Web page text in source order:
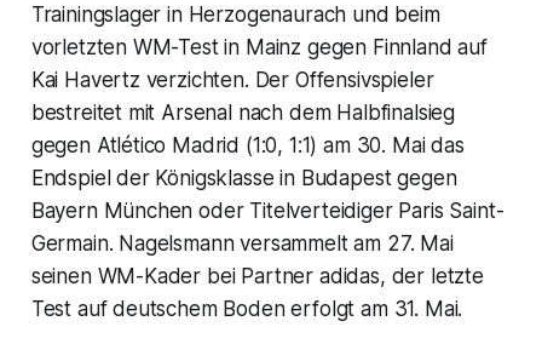
Trainingslager in Herzogenaurach und beim
vorletzten WM-Test in Mainz gegen Finnland auf
Kai Havertz verzichten. Der Offensivspieler
bestreitet mit Arsenal nach dem Halbfinalsieg
gegen Atlético Madrid (1:0, 1:1) am 30. Mai das
Endspiel der Königsklasse in Budapest gegen
Bayern München oder Titelverteidiger Paris Saint-
Germain. Nagelsmann versammelt am 27. Mai
seinen WM-Kader bei Partner adidas, der letzte
Test auf deutschem Boden erfolgt am 31. Mai.